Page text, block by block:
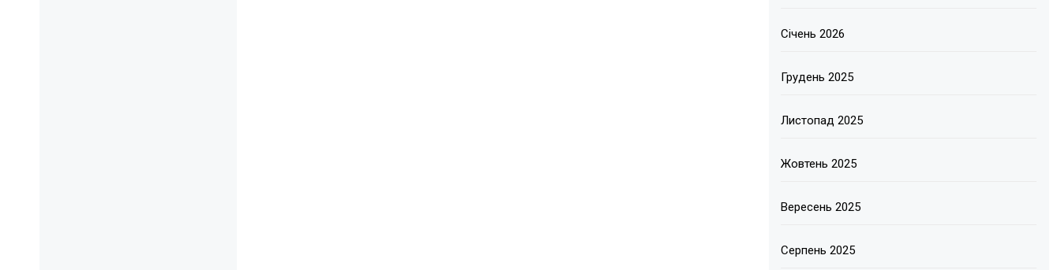
Січень 2026
Грудень 2025
Листопад 2025
Жовтень 2025
Вересень 2025
Серпень 2025